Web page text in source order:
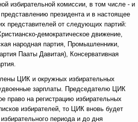
избирательной комиссии, в том числе - и
президента и в настоящее
представителей от следующих партий:
демократическое движение,
народная партия, Промышленники,
Пааты Давитая), Консервативная
ЦИК и окружных избирательных
зарплаты. Председателю ЦИК
право на регистрацию избирательных
избирателей, то ЦИК вновь будет
периода и до дня